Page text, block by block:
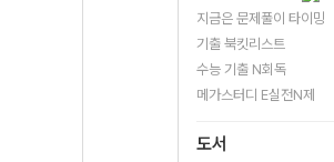
지금은 문제풀이 타이밍
기출 북킷리스트
수능 기출 N회독
메가스터디 E실전N제
도서